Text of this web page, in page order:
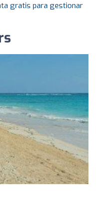
gratis para gestionar